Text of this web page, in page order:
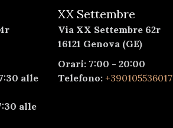
alle
alle
XX Settembre
Via XX Settembre 62r
16121 Genova (GE)
Orari: 7:00 - 20:00
Telefono: +390105536017